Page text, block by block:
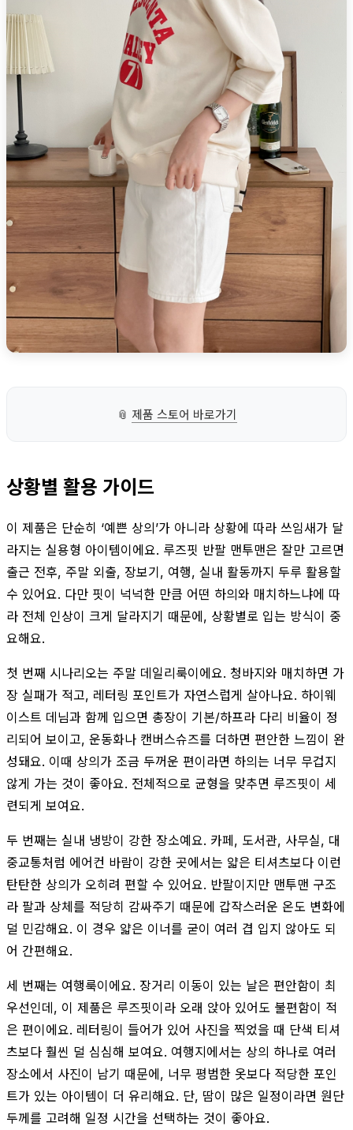
📎 제품 스토어 바로가기
상황별 활용 가이드
이 제품은 단순히 ‘예쁜 상의’가 아니라 상황에 따라 쓰임새가 달
라지는 실용형 아이템이에요. 루즈핏 반팔 맨투맨은 잘만 고르면
출근 전후, 주말 외출, 장보기, 여행, 실내 활동까지 두루 활용할
수 있어요. 다만 핏이 넉넉한 만큼 어떤 하의와 매치하느냐에 따
라 전체 인상이 크게 달라지기 때문에, 상황별로 입는 방식이 중
요해요.
첫 번째 시나리오는 주말 데일리룩이에요. 청바지와 매치하면 가
장 실패가 적고, 레터링 포인트가 자연스럽게 살아나요. 하이웨
이스트 데님과 함께 입으면 총장이 기본/하프라 다리 비율이 정
리되어 보이고, 운동화나 캔버스슈즈를 더하면 편안한 느낌이 완
성돼요. 이때 상의가 조금 두꺼운 편이라면 하의는 너무 무겁지
않게 가는 것이 좋아요. 전체적으로 균형을 맞추면 루즈핏이 세
련되게 보여요.
두 번째는 실내 냉방이 강한 장소예요. 카페, 도서관, 사무실, 대
중교통처럼 에어컨 바람이 강한 곳에서는 얇은 티셔츠보다 이런
탄탄한 상의가 오히려 편할 수 있어요. 반팔이지만 맨투맨 구조
라 팔과 상체를 적당히 감싸주기 때문에 갑작스러운 온도 변화에
덜 민감해요. 이 경우 얇은 이너를 굳이 여러 겹 입지 않아도 되
어 간편해요.
세 번째는 여행룩이에요. 장거리 이동이 있는 날은 편안함이 최
우선인데, 이 제품은 루즈핏이라 오래 앉아 있어도 불편함이 적
은 편이에요. 레터링이 들어가 있어 사진을 찍었을 때 단색 티셔
츠보다 훨씬 덜 심심해 보여요. 여행지에서는 상의 하나로 여러
장소에서 사진이 남기 때문에, 너무 평범한 옷보다 적당한 포인
트가 있는 아이템이 더 유리해요. 단, 땀이 많은 일정이라면 원단
두께를 고려해 일정 시간을 선택하는 것이 좋아요.